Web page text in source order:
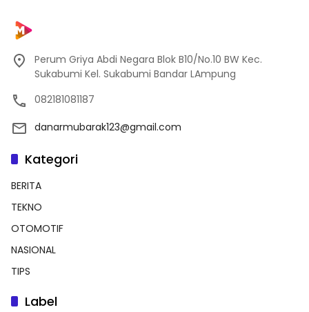
Perum Griya Abdi Negara Blok B10/No.10 BW Kec.
Sukabumi Kel. Sukabumi Bandar LAmpung
082181081187
danarmubarak123@gmail.com
Kategori
BERITA
TEKNO
OTOMOTIF
NASIONAL
TIPS
Label